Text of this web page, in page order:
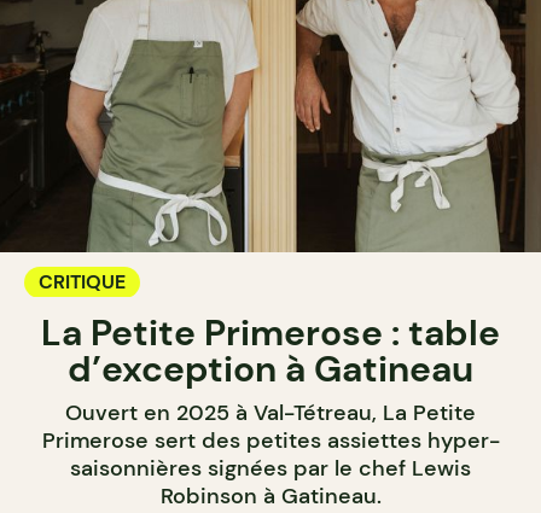
CRITIQUE
La Petite Primerose : table
d’exception à Gatineau
Ouvert en 2025 à Val-Tétreau, La Petite
Primerose sert des petites assiettes hyper-
saisonnières signées par le chef Lewis
Robinson à Gatineau.